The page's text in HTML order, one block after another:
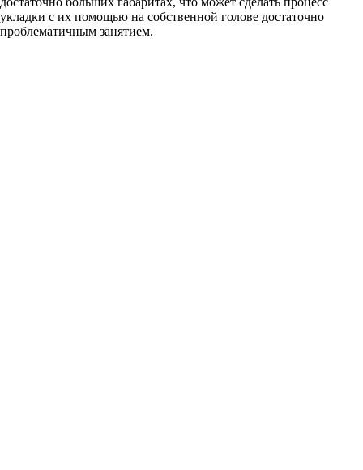
укладки с их помощью на собственной голове достаточно
проблематичным занятием.